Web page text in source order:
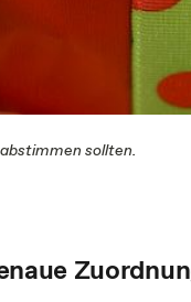
sollten.